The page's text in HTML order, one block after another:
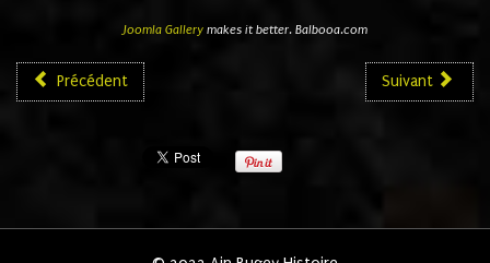
Joomla Gallerymakes it better. Balbooa.com
Précédent Suivant